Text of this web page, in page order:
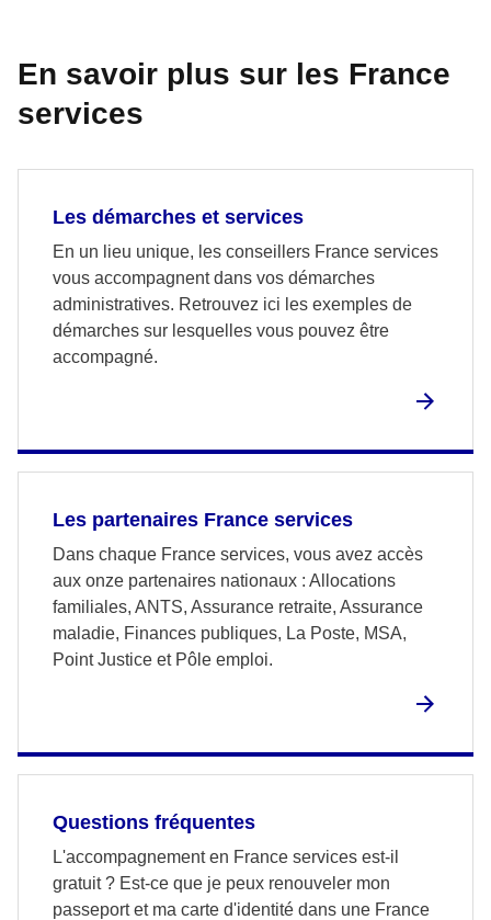
En savoir plus sur les France
services
Les démarches et services
En un lieu unique, les conseillers France services
vous accompagnent dans vos démarches
administratives. Retrouvez ici les exemples de
démarches sur lesquelles vous pouvez être
accompagné.
Les partenaires France services
Dans chaque France services, vous avez accès
aux onze partenaires nationaux : Allocations
familiales, ANTS, Assurance retraite, Assurance
maladie, Finances publiques, La Poste, MSA,
Point Justice et Pôle emploi.
Questions fréquentes
L'accompagnement en France services est-il
gratuit ? Est-ce que je peux renouveler mon
passeport et ma carte d'identité dans une France